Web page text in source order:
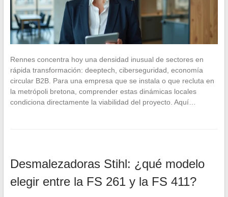
Rennes concentra hoy una densidad inusual de sectores en
rápida transformación: deeptech, ciberseguridad, economía
circular B2B. Para una empresa que se instala o que recluta en
la metrópoli bretona, comprender estas dinámicas locales
condiciona directamente la viabilidad del proyecto. Aquí…
Desmalezadoras Stihl: ¿qué modelo
elegir entre la FS 261 y la FS 411?